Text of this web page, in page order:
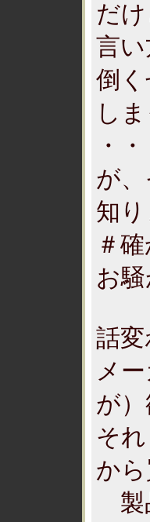
だ
言
倒
し
・
が
知
＃
お
話
メ
が
そ
か
製